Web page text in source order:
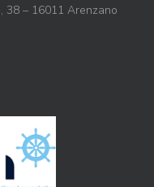
38 – 16011 Arenzano